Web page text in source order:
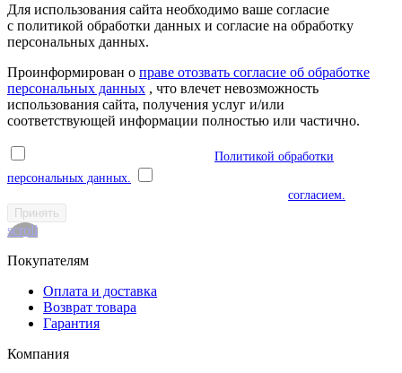
Для использования сайта необходимо ваше согласие
с политикой обработки данных и согласие на обработку
персональных данных.
Проинформирован о праве отозвать согласие об обработке
персональных данных , что влечет невозможность
использования сайта, получения услуг и/или
соответствующей информации полностью или частично.
Политикой обработки
персональных данных.
согласием.
Принять
scroll
Покупателям
Оплата и доставка
Возврат товара
Гарантия
Компания